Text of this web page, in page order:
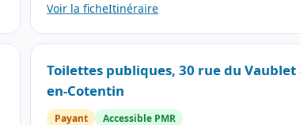
Voir la ficheItinéraire
Toilettes publiques, 30 rue du
en-Cotentin
Payant Accessible PMR